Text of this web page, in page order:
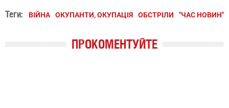
Теги: ВІЙНА ОКУПАНТИ, ОКУПАЦІЯ ОБСТРІЛИ "ЧАС НОВИН"
ПРОКОМЕНТУЙТЕ